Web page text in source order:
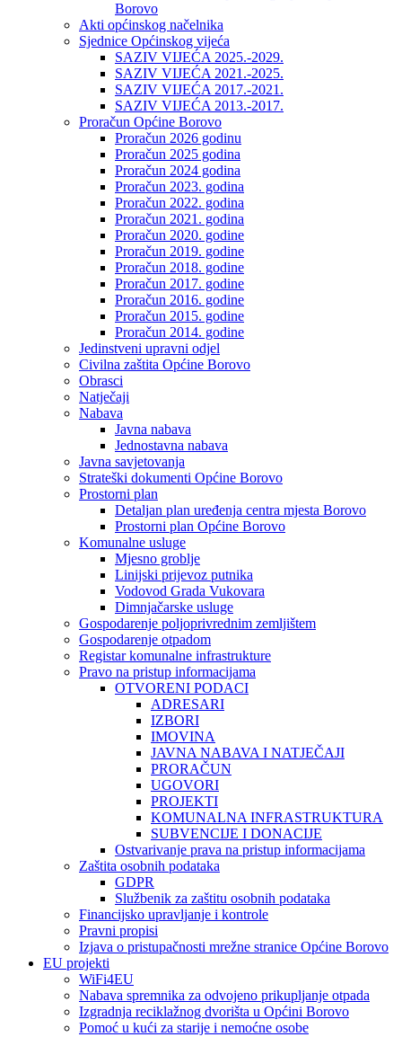
Borovo
Akti općinskog načelnika
Sjednice Općinskog vijeća
SAZIV VIJEĆA 2025.-2029.
SAZIV VIJEĆA 2021.-2025.
SAZIV VIJEĆA 2017.-2021.
SAZIV VIJEĆA 2013.-2017.
Proračun Općine Borovo
Proračun 2026 godinu
Proračun 2025 godina
Proračun 2024 godina
Proračun 2023. godina
Proračun 2022. godina
Proračun 2021. godina
Proračun 2020. godine
Proračun 2019. godine
Proračun 2018. godine
Proračun 2017. godine
Proračun 2016. godine
Proračun 2015. godine
Proračun 2014. godine
Jedinstveni upravni odjel
Civilna zaštita Općine Borovo
Obrasci
Natječaji
Nabava
Javna nabava
Jednostavna nabava
Javna savjetovanja
Strateški dokumenti Općine Borovo
Prostorni plan
Detaljan plan uređenja centra mjesta Borovo
Prostorni plan Općine Borovo
Komunalne usluge
Mjesno groblje
Linijski prijevoz putnika
Vodovod Grada Vukovara
Dimnjačarske usluge
Gospodarenje poljoprivrednim zemljištem
Gospodarenje otpadom
Registar komunalne infrastrukture
Pravo na pristup informacijama
OTVORENI PODACI
ADRESARI
IZBORI
IMOVINA
JAVNA NABAVA I NATJEČAJI
PRORAČUN
UGOVORI
PROJEKTI
KOMUNALNA INFRASTRUKTURA
SUBVENCIJE I DONACIJE
Ostvarivanje prava na pristup informacijama
Zaštita osobnih podataka
GDPR
Službenik za zaštitu osobnih podataka
Financijsko upravljanje i kontrole
Pravni propisi
Izjava o pristupačnosti mrežne stranice Općine Borovo
EU projekti
WiFi4EU
Nabava spremnika za odvojeno prikupljanje otpada
Izgradnja reciklažnog dvorišta u Općini Borovo
Pomoć u kući za starije i nemoćne osobe